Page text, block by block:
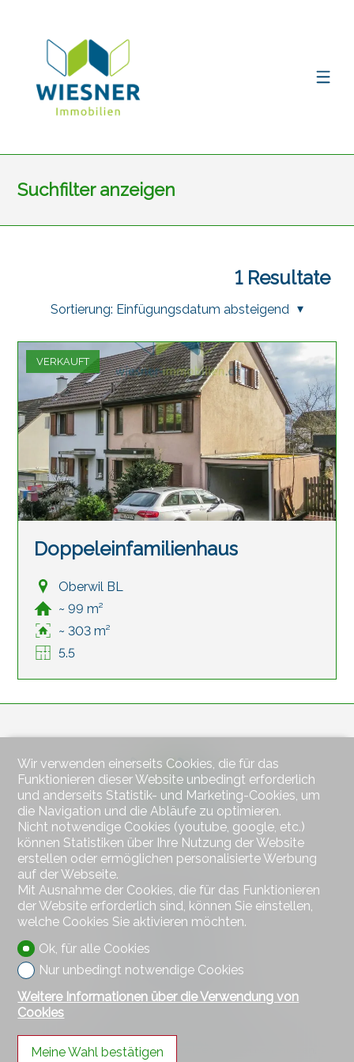
Suchfilter anzeigen
1Resultate
Sortierung: Einfügungsdatum absteigend
VERKAUFT
Doppeleinfamilienhaus
Oberwil BL
~ 99 m²
~ 303 m²
5.5
Kontaktieren Sie uns
Wiesner Immobilien
Bahnhofstrasse 77
4313 Möhlin
Mob.+41 79 578 66 66
hw@wiesner-immobilien.ch
Verpassen Sie keine Objekte, melden Sie sich kostenlos an.
Wir verwenden einerseits Cookies, die für das
Funktionieren dieser Website unbedingt erforderlich
und anderseits Statistik- und Marketing-Cookies, um
die Navigation und die Abläufe zu optimieren.
Nicht notwendige Cookies (youtube, google, etc.)
können Statistiken über Ihre Nutzung der Website
erstellen oder ermöglichen personalisierte Werbung
auf der Webseite.
Mit Ausnahme der Cookies, die für das Funktionieren
der Website erforderlich sind, können Sie einstellen,
welche Cookies Sie aktivieren möchten.
Ok, für alle Cookies
Nur unbedingt notwendige Cookies
Weitere Informationen über die Verwendung von
Cookies
Meine Wahl bestätigen